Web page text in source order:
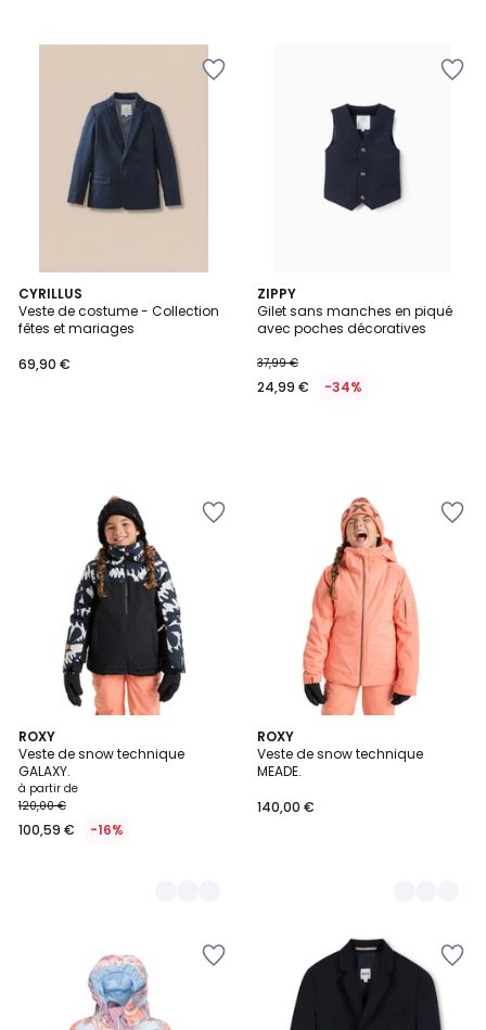
CYRILLUS
Veste de costume - Collection
fêtes et mariages
69,90 €
ZIPPY
Gilet sans manches en piqué
avec poches décoratives
37,99 €
24,99 € -34%
ROXY
Veste de snow technique
GALAXY.
à partir de
120,00 €
100,59 € -16%
3
Couleurs
ROXY
Veste de snow technique
MEADE.
140,00 €
2
Couleurs